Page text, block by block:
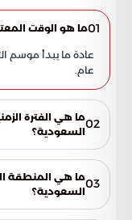
01ما هو الوقت
عادة ما يبدأ موسم
عام.
02ما هي الفترة
السعودية؟
منتصف شهر مارس.
03ما هي المنطقة
السعودية؟